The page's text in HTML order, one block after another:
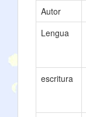
Autor
Lengua
escritura